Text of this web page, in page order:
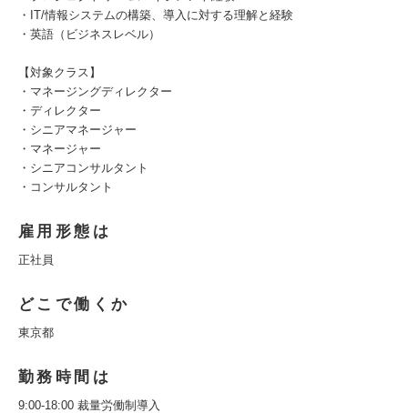
・IT/情報システムの構築、導入に対する理解と経験
・英語（ビジネスレベル）
【対象クラス】
・マネージングディレクター
・ディレクター
・シニアマネージャー
・マネージャー
・シニアコンサルタント
・コンサルタント
雇用形態は
正社員
どこで働くか
東京都
勤務時間は
9:00-18:00 裁量労働制導入